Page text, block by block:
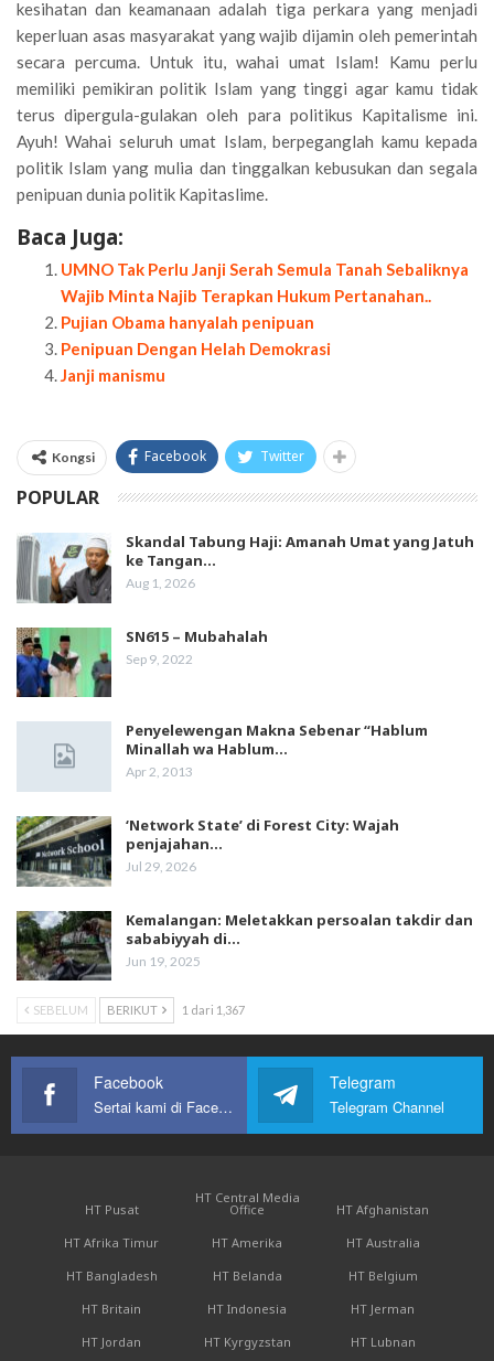
kesihatan dan keamanaan adalah tiga perkara yang menjadi
keperluan asas masyarakat yang wajib dijamin oleh pemerintah
secara percuma. Untuk itu, wahai umat Islam! Kamu perlu
memiliki pemikiran politik Islam yang tinggi agar kamu tidak
terus dipergula-gulakan oleh para politikus Kapitalisme ini.
Ayuh! Wahai seluruh umat Islam, berpeganglah kamu kepada
politik Islam yang mulia dan tinggalkan kebusukan dan segala
penipuan dunia politik Kapitaslime.
Baca Juga:
UMNO Tak Perlu Janji Serah Semula Tanah Sebaliknya
Wajib Minta Najib Terapkan Hukum Pertanahan..
Pujian Obama hanyalah penipuan
Penipuan Dengan Helah Demokrasi
Janji manismu
Kongsi Facebook Twitter
POPULAR
Skandal Tabung Haji: Amanah Umat yang Jatuh
ke Tangan…
Aug 1, 2026
SN615 – Mubahalah
Sep 9, 2022
Penyelewengan Makna Sebenar “Hablum
Minallah wa Hablum…
Apr 2, 2013
‘Network State’ di Forest City: Wajah
penjajahan…
Jul 29, 2026
Kemalangan: Meletakkan persoalan takdir dan
sababiyyah di…
Jun 19, 2025
SEBELUM BERIKUT 1 dari 1,367
Facebook
Sertai kami di Facebook
Telegram
Telegram Channel
HT Pusat
HT Central Media
Office
HT Afghanistan
HT Afrika Timur
HT Amerika
HT Australia
HT Bangladesh
HT Belanda
HT Belgium
HT Britain
HT Indonesia
HT Jerman
HT Jordan
HT Kyrgyzstan HT Lubnan